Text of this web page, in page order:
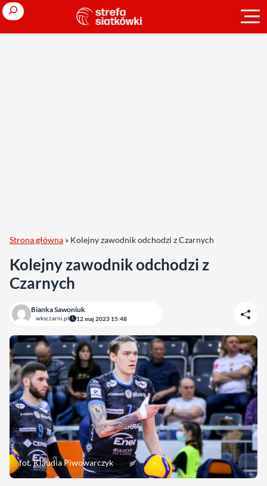
Search
Strona główna » Kolejny zawodnik odchodzi z Czarnych
Kolejny zawodnik odchodzi z
Czarnych
Bianka Sawoniuk
wksczarni.pl 12 maj 2023 15:48
fot. Klaudia Piwowarczyk